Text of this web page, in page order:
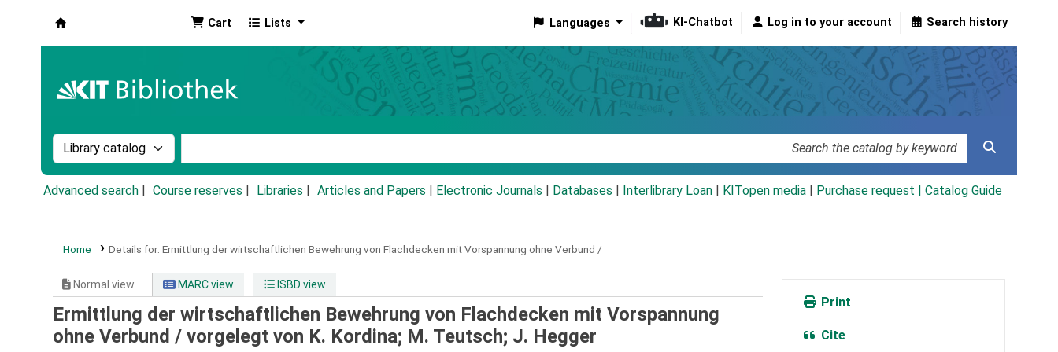
Cart Lists Languages KI-Chatbot Log in to your account Search history
Search the catalog by:
Advanced search Course reserves Libraries Articles and Papers Electronic Journals Databases Interlibrary Loan KITopen media Purchase request | Catalog Guide
Home Details for: Ermittlung der wirtschaftlichen Bewehrung von Flachdecken mit Vorspannung ohne Verbund /
Normal view MARC view ISBD view
Ermittlung der wirtschaftlichen Bewehrung von Flachdecken mit Vorspannung
ohne Verbund / vorgelegt von K. Kordina; M. Teutsch; J. Hegger
Print
Cite